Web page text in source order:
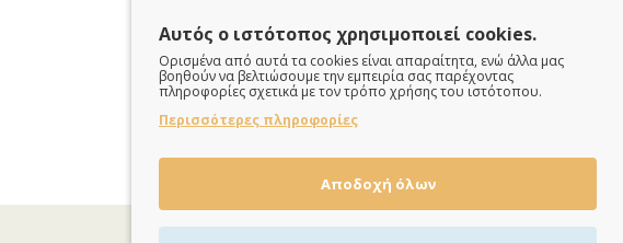
Βελούδο
Αυτός ο ιστότοπος χρησιμοποιεί cookies.
Ορισμένα από αυτά τα cookies είναι απαραίτητα, ενώ άλλα μας
βοηθούν να βελτιώσουμε την εμπειρία σας παρέχοντας
πληροφορίες σχετικά με τον τρόπο χρήσης του ιστότοπου.
Περισσότερες πληροφορίες
Αποδοχή όλων